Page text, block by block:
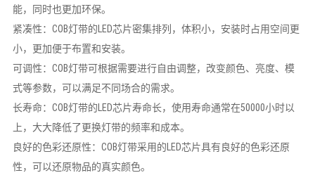
能，同时也更加环保。
紧凑性：COB灯带的LED芯片密集排列，体积小，安装时占用空间更
小，更加便于布置和安装。
可调性：COB灯带可根据需要进行自由调整，改变颜色、亮度、模
式等参数，可以满足不同场合的需求。
长寿命：COB灯带的LED芯片寿命长，使用寿命通常在50000小时以
上，大大降低了更换灯带的频率和成本。
良好的色彩还原性：COB灯带采用的LED芯片具有良好的色彩还原
性，可以还原物品的真实颜色。